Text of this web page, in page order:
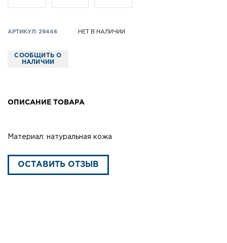
АРТИКУЛ: 29446 НЕТ В НАЛИЧИИ
СООБЩИТЬ О
НАЛИЧИИ
ОПИСАНИЕ ТОВАРА
Материал: натуральная кожа
ОСТАВИТЬ ОТЗЫВ